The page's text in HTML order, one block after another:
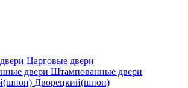
Царговые двери
Штампованные двери
Дворецкий(шпон)